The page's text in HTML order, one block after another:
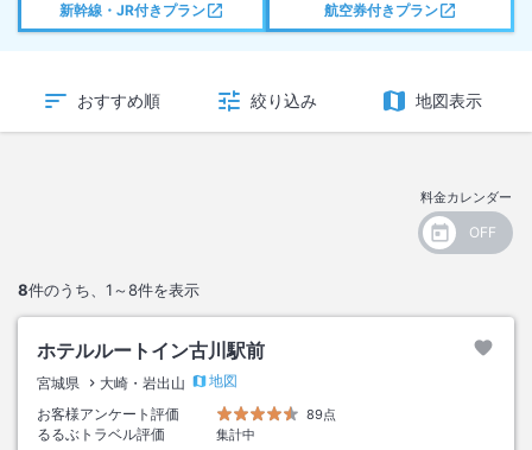
新幹線・JR付きプラン 航空券付きプラン
おすすめ順 絞り込み 地図表示
料金カレンダー
8件のうち、 1～8件を表示
ホテルルートイン古川駅前
宮城県 大崎・岩出山
地図
お客様アンケート評価
89点
るるぶトラベル評価
集計中